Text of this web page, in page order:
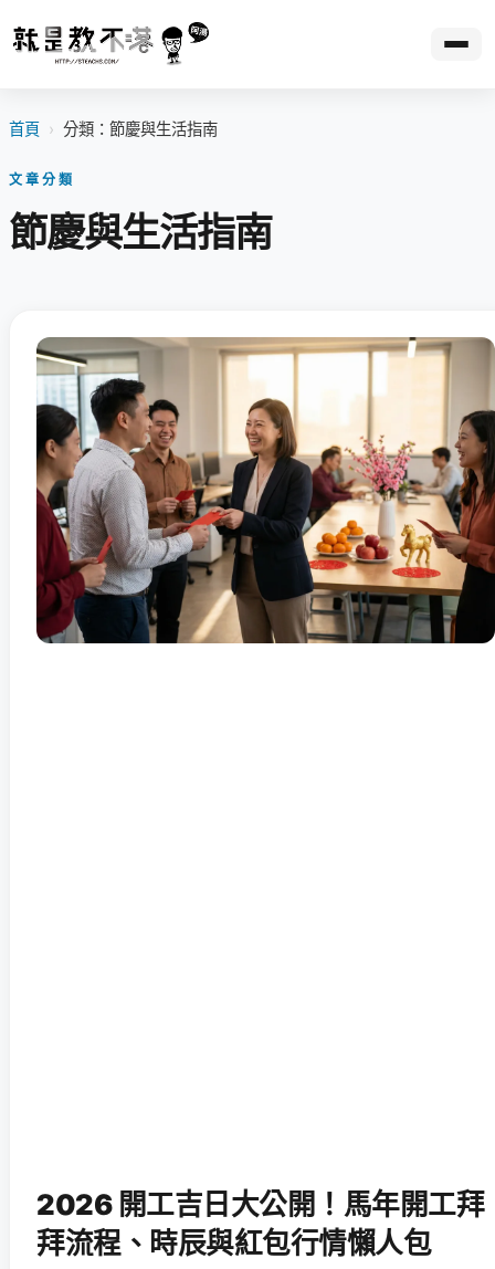
首頁 › 分類：節慶與生活指南
文章分類
節慶與生活指南
2026 開工吉日大公開！馬年開工拜
拜流程、時辰與紅包行情懶人包